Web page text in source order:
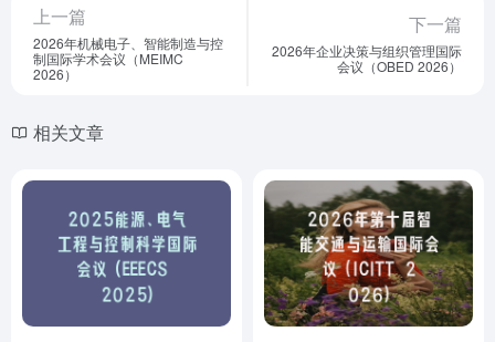
上一篇
2026年机械电子、智能制造与控
制国际学术会议（MEIMC
2026）
下一篇
2026年企业决策与组织管理国际
会议（OBED 2026）
相关文章